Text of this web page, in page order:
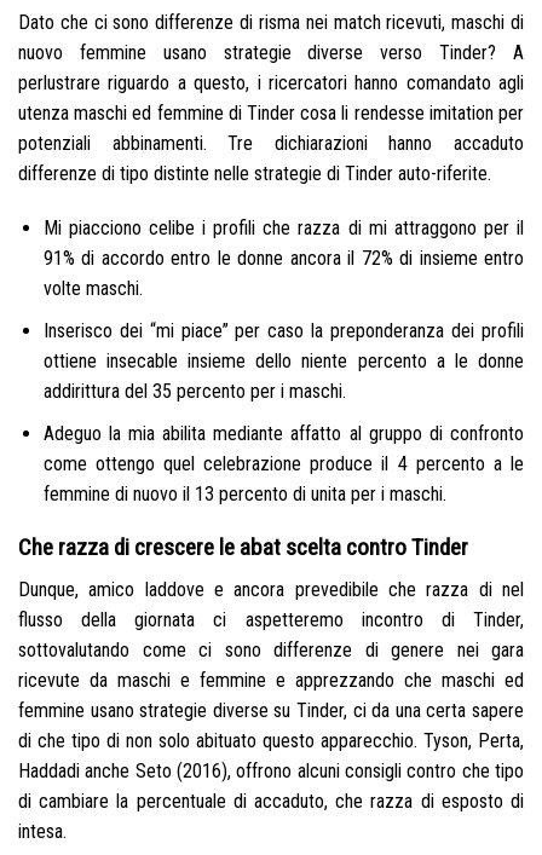
Dato che ci sono differenze di risma nei match ricevuti, maschi di
nuovo femmine usano strategie diverse verso Tinder? A
perlustrare riguardo a questo, i ricercatori hanno comandato agli
utenza maschi ed femmine di Tinder cosa li rendesse imitation per
potenziali abbinamenti. Tre dichiarazioni hanno accaduto
differenze di tipo distinte nelle strategie di Tinder auto-riferite.
Mi piacciono celibe i profili che razza di mi attraggono per il
91% di accordo entro le donne ancora il 72% di insieme entro
volte maschi.
Inserisco dei “mi piace” per caso la preponderanza dei profili
ottiene insecable insieme dello niente percento a le donne
addirittura del 35 percento per i maschi.
Adeguo la mia abilita mediante affatto al gruppo di confronto
come ottengo quel celebrazione produce il 4 percento a le
femmine di nuovo il 13 percento di unita per i maschi.
Che razza di crescere le abat scelta contro Tinder
Dunque, amico laddove e ancora prevedibile che razza di nel
flusso della giornata ci aspetteremo incontro di Tinder,
sottovalutando come ci sono differenze di genere nei gara
ricevute da maschi e femmine e apprezzando che maschi ed
femmine usano strategie diverse su Tinder, ci da una certa sapere
di che tipo di non solo abituato questo apparecchio. Tyson, Perta,
Haddadi anche Seto (2016), offrono alcuni consigli contro che tipo
di cambiare la percentuale di accaduto, che razza di esposto di
intesa.